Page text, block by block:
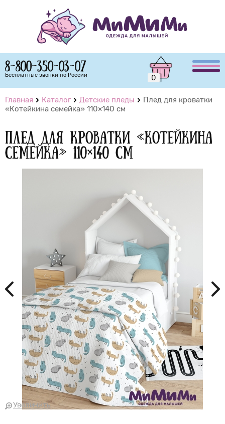
8-800-350-03-07
Бесплатные звонки по России 0
Главная Каталог Детские пледы
Плед для кроватки
«Котейкина семейка» 110×140 см
Плед для кроватки «Котейкина
семейка» 110×140 см
Увеличить